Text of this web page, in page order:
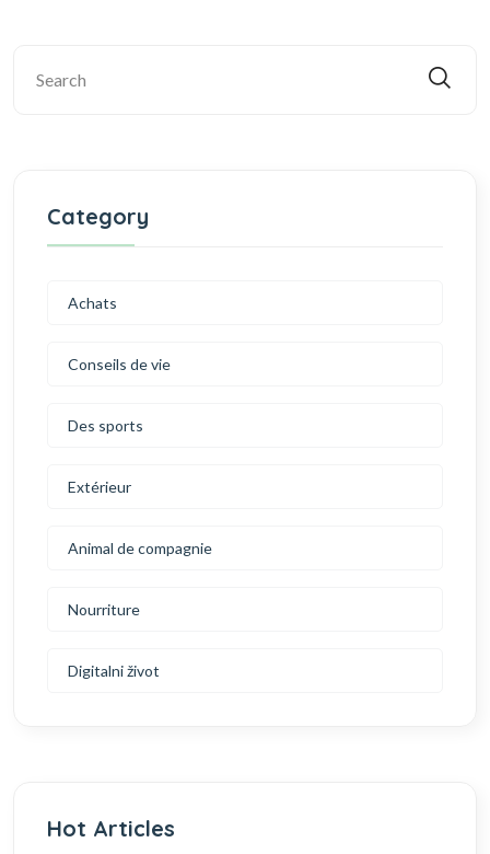
Category
Achats
Conseils de vie
Des sports
Extérieur
Animal de compagnie
Nourriture
Digitalni život
Hot Articles